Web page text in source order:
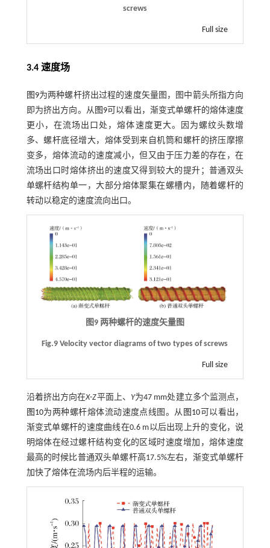
screws
Full size
3.4 速度场
图9为两种螺杆挤出过程的速度矢量图，图中箭头所指方向
即为挤出方向。从图9可以看出，渐变式单螺杆的熔体速度
更小，在流场出口处，熔体速度更大。因为螺纹头数增
多、螺杆底径增大，熔体受到来自机筒和螺杆的挤压摩擦
变多，熔体流动的速度减小，但又由于压力差的存在，在
流场出口时熔体挤出的速度又得到较大的提升；普通双头
单螺杆结构单一，大部分熔体聚集在螺槽内，随着螺杆的
转动以稳定的速度流向出口。
图9 两种螺杆的速度矢量图
Fig.9 Velocity vector diagrams of two types of screws
Full size
沿着挤出方向在X-Z平面上、 Y为47 mm处建立多个监测点，
图10为两种螺杆熔体流动速度点线图。从 图10 可以看出，
渐变式单螺杆的速度曲线在0.6 m以后出现上升的变化，说
明熔体在经过螺杆结构变化的区域时速度增加，熔体速度
最高的时候比普通双头单螺杆高17.5%左右，渐变式单螺杆
加快了熔体在流场内后半程的运输。